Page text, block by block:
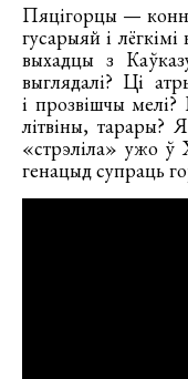
Пяцігорцы —
гусарыяй і
выхадцы з
выглядалі? Ці
і прозвішчы
літвіны, тарары?
«стрэліла» ужо ў
генацыд супраць